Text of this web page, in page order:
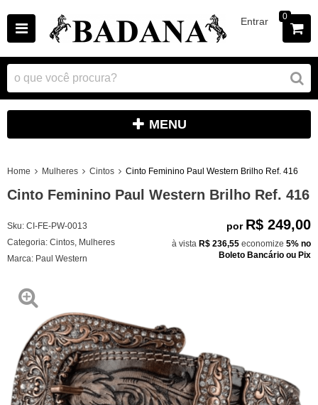
Entrar 0
MENU
Home Mulheres Cintos Cinto Feminino Paul Western Brilho Ref. 416
Cinto Feminino Paul Western Brilho Ref. 416
Sku: CI-FE-PW-0013
Categoria: Cintos Mulheres
Marca: Paul Western
por R$ 249,00
à vista R$ 236,55 economize 5% no
Boleto Bancário ou Pix